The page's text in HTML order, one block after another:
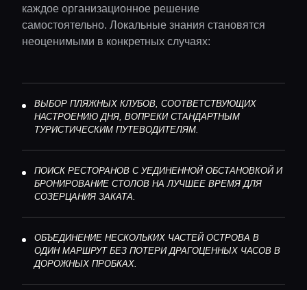
каждое организационное решение
самостоятельно. Локальные знания становятся
неоценимыми в конкретных случаях:
ВЫБОР ПЛЯЖНЫХ КЛУБОВ, СООТВЕТСТВУЮЩИХ
НАСТРОЕНИЮ ДНЯ, ВОПРЕКИ СТАНДАРТНЫМ
ТУРИСТИЧЕСКИМ ПУТЕВОДИТЕЛЯМ.
ПОИСК РЕСТОРАНОВ С УЕДИНЕННОЙ ОБСТАНОВКОЙ И
БРОНИРОВАНИЕ СТОЛОВ НА ЛУЧШЕЕ ВРЕМЯ ДЛЯ
СОЗЕРЦАНИЯ ЗАКАТА.
ОБЪЕДИНЕНИЕ НЕСКОЛЬКИХ ЧАСТЕЙ ОСТРОВА В
ОДИН МАРШРУТ БЕЗ ПОТЕРИ ДРАГОЦЕННЫХ ЧАСОВ В
ДОРОЖНЫХ ПРОБКАХ.